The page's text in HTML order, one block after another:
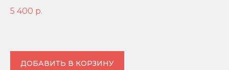
5 400 р.
ДОБАВИТЬ В КОРЗИНУ